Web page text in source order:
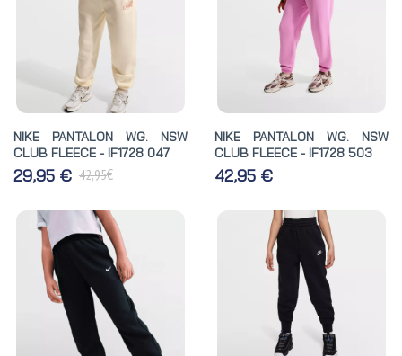
NIKE PANTALON WG. NSW
CLUB FLEECE - IF1728 047
29,95 € 42,95€
NIKE PANTALON WG. NSW
CLUB FLEECE - IF1728 503
42,95 €